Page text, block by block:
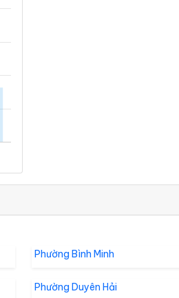
Phường Bình Minh
Phường Duyên Hải